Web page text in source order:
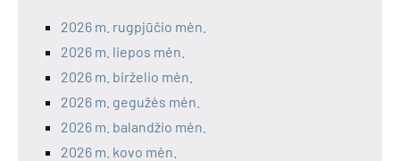
2026 m. rugpjūčio mėn.
2026 m. liepos mėn.
2026 m. birželio mėn.
2026 m. gegužės mėn.
2026 m. balandžio mėn.
2026 m. kovo mėn.